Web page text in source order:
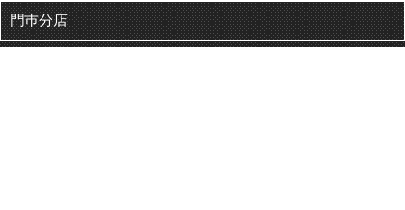
門巿分店